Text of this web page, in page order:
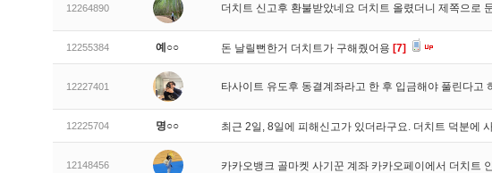
12264890 더치트 신고후 환불받았네요 더치트 올렸더니 제쪽으로
12255384 예○○ 돈 날릴뻔한거 더치트가 구해줬어용 [7]
12227401 타사이트 유도후 동결계좌라고 한 후 입금해야 풀린다
12225704 명○○ 최근 2일, 8일에 피해신고가 있더라구요. 더치트 덕분에
12148456 카카오뱅크 골마켓 사기꾼 계좌 카카오페이에서 더치트